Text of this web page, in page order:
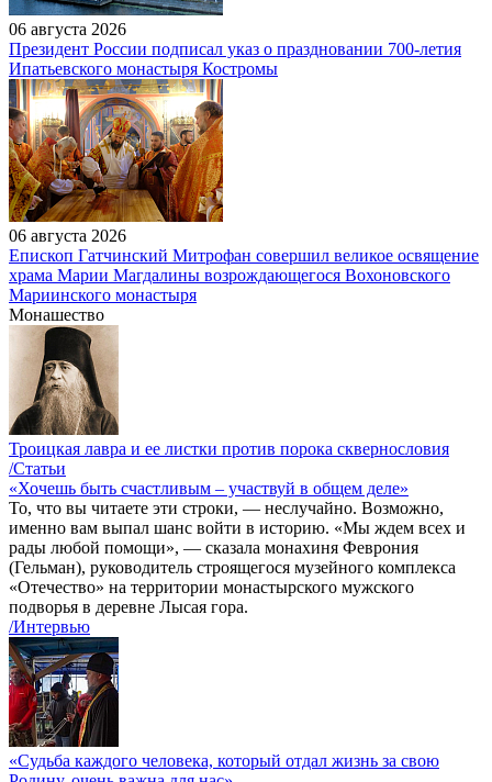
06 августа 2026
Президент России подписал указ о праздновании 700-летия
Ипатьевского монастыря Костромы
06 августа 2026
Епископ Гатчинский Митрофан совершил великое освящение
храма Марии Магдалины возрождающегося Вохоновского
Мариинского монастыря
Монашество
Троицкая лавра и ее листки против порока сквернословия
/Статьи
«Хочешь быть счастливым – участвуй в общем деле»
То, что вы читаете эти строки, — неслучайно. Возможно,
именно вам выпал шанс войти в историю. «Мы ждем всех и
рады любой помощи», — сказала монахиня Феврония
(Гельман), руководитель строящегося музейного комплекса
«Отечество» на территории монастырского мужского
подворья в деревне Лысая гора.
/Интервью
«Судьба каждого человека, который отдал жизнь за свою